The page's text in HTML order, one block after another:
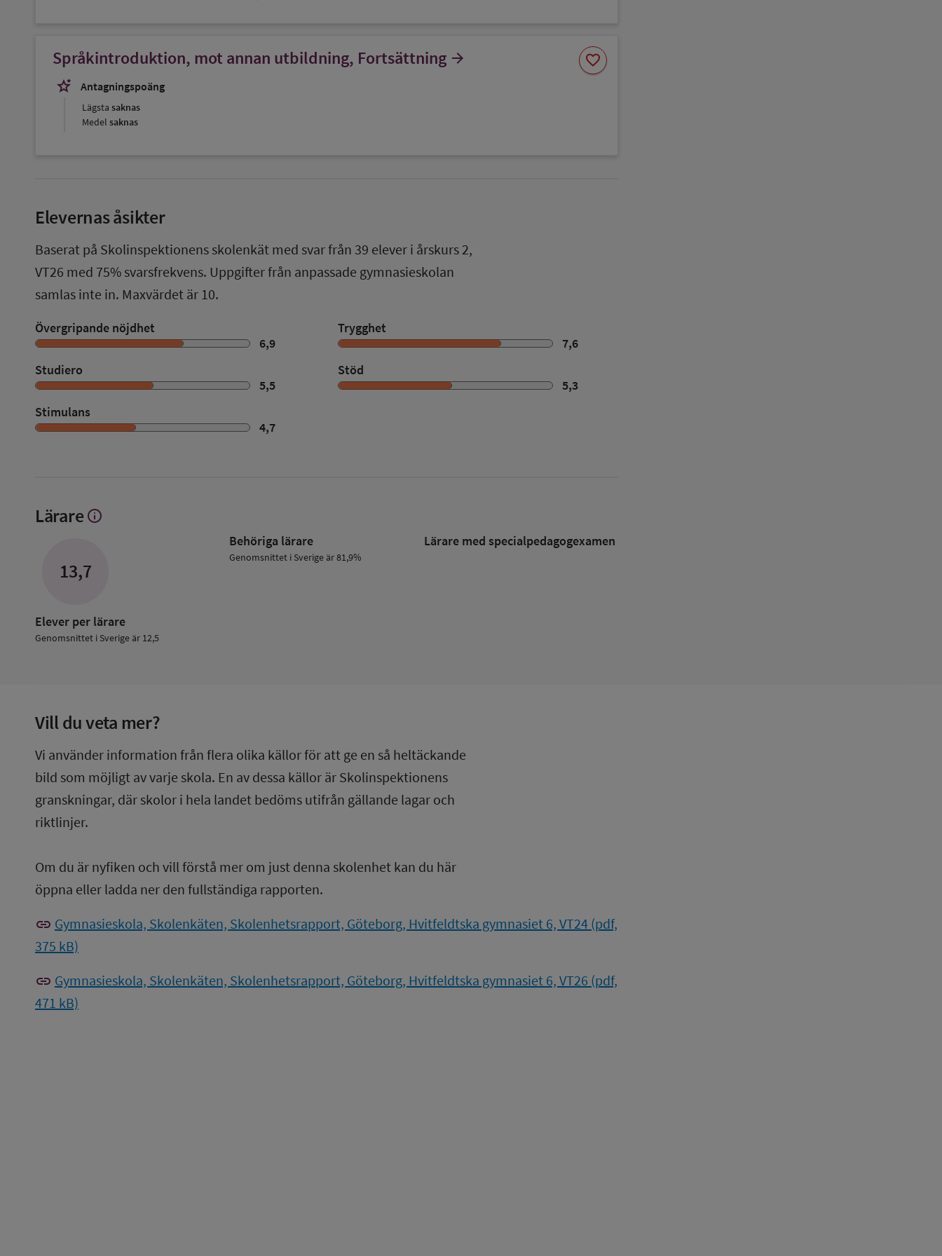
Språkintroduktion, mot annan utbildning, Fortsättning arrow_forward
stars_2
Antagningspoäng
Lägsta saknas
Medel saknas
favorite
Spara
som
Elevernas åsikter
Baserat på Skolinspektionens skolenkät med svar från 39 elever i årskurs 2,
VT26 med 75% svarsfrekvens. Uppgifter från anpassade gymnasieskolan
samlas inte in. Maxvärdet är 10.
Övergripande nöjdhet
6,9
Trygghet
7,6
Studiero
5,5
Stöd
5,3
Stimulans
4,7
Lärare Visa
info
13,7
Elever per lärare
Genomsnittet i Sverige är 12,5
Behöriga lärare
Genomsnittet i Sverige är 81,9%
Lärare med specialpedagog­examen
Vill du veta mer?
Vi använder information från flera olika källor för att ge en så heltäckande
bild som möjligt av varje skola. En av dessa källor är Skolinspektionens
granskningar, där skolor i hela landet bedöms utifrån gällande lagar och
riktlinjer.
Om du är nyfiken och vill förstå mer om just denna skolenhet kan du här
öppna eller ladda ner den fullständiga rapporten.
link Gymnasieskola, Skolenkäten, Skolenhetsrapport, Göteborg, Hvitfeldtska gymnasiet 6, VT24 (pdf,
375 kB)
link Gymnasieskola, Skolenkäten, Skolenhetsrapport, Göteborg, Hvitfeldtska gymnasiet 6, VT26 (pdf,
471 kB)